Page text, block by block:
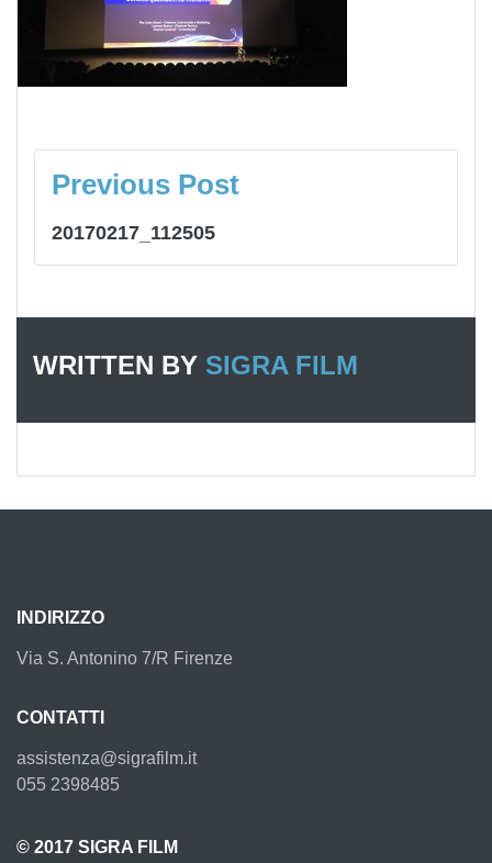
NAVIGAZIONE
ARTICOLI
Previous Post
20170217_112505
WRITTEN BY SIGRA FILM
INDIRIZZO
Via S. Antonino 7/R Firenze
CONTATTI
assistenza@sigrafilm.it
055 2398485
© 2017 SIGRA FILM